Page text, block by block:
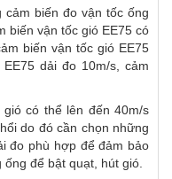
cảm biến đo vận tốc ống
biến vận tốc gió EE75 có
biến vận tốc gió EE75
dải đo 10m/s, cảm
có thể lên đến 40m/s
do đó cần chọn những
đo phù hợp để đảm bảo
để bật quạt, hút gió.